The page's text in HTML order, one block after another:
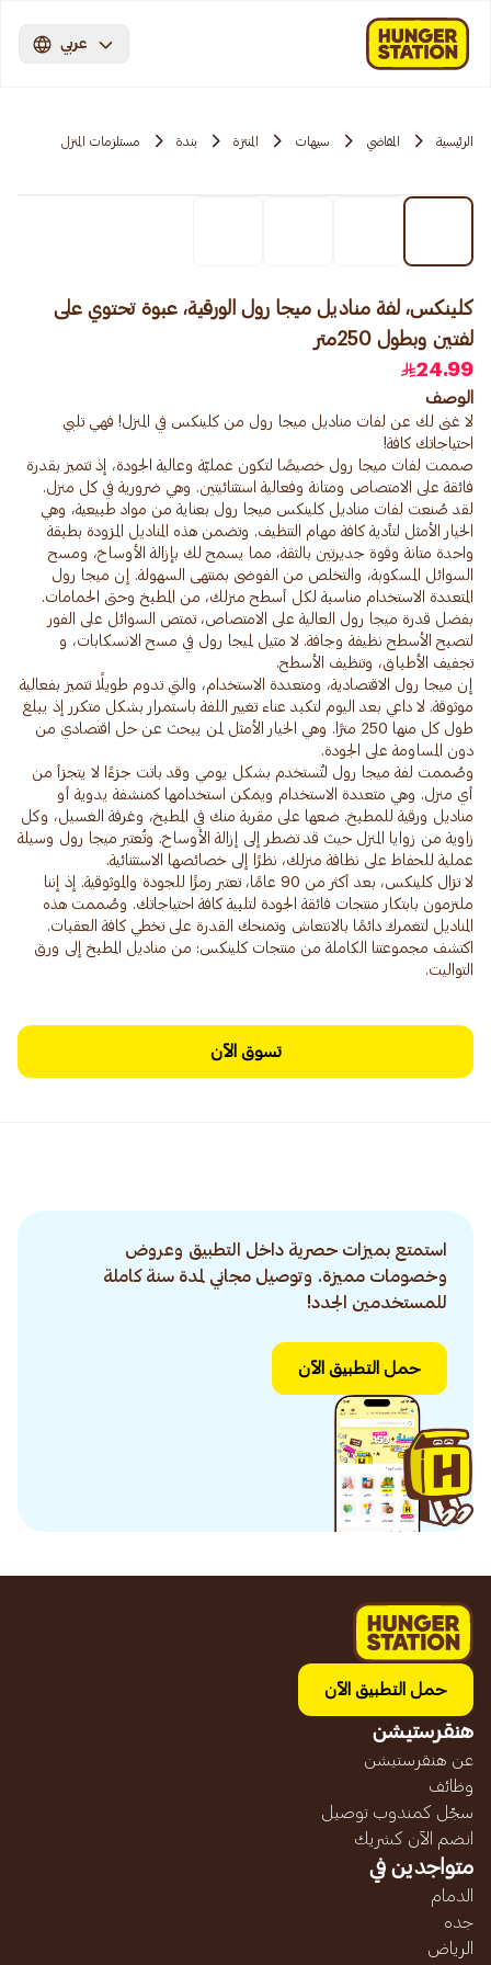
عربي
الرئيسية المقاضي سيهات المنتزة بندة مستلزمات المنزل
كلينكس، لفة مناديل ميجا رول الورقية، عبوة تحتوي على
لفتين وبطول 250متر
24.99
الوصف
لا غنى لك عن لفات مناديل ميجا رول من كلينكس في المنزل! فهي تلبي
صممت لفات ميجا رول خصيصًا لتكون عمليّة وعالية الجودة، إذ تتميز بقدرة
لقد صُنعت لفات مناديل كلينكس ميجا رول بعناية من مواد طبيعية، وهي
الخيار الأمثل لتأدية كافة مهام التنظيف. وتضمن هذه المناديل المزودة بطبقة
واحدة متانة وقوة جديرتين بالثقة، مما يسمح لك بإزالة الأوساخ، ومسح
السوائل المسكوبة، والتخلص من الفوضى بمنتهى السهولة. إن ميجا رول
بفضل قدرة ميجا رول العالية على الامتصاص، تمتص السوائل على الفور
لتصبح الأسطح نظيفة وجافة. لا مثيل لميجا رول في مسح الانسكابات، و
إن ميجا رول الاقتصادية، ومتعددة الاستخدام، والتي تدوم طويلًا تتميز بفعالية
موثوقة. لا داعي بعد اليوم لتكبد عناء تغيير اللفة باستمرار بشكل متكرر إذ يبلغ
طول كل منها 250 مترًا. وهي الخيار الأمثل لمن يبحث عن حل اقتصادي من
وصُممت لفة ميجا رول لتُستخدم بشكل يومي وقد باتت جزءًا لا يتجزأ من
أي منزل. وهي متعددة الاستخدام ويمكن استخدامها كمنشفة يدوية أو
مناديل ورقية للمطبخ. ضعها على مقربة منك في المطبخ، وغرفة الغسيل، وكل
زاوية من زوايا المنزل حيث قد تضطر إلى إزالة الأوساخ. وتُعتبر ميجا رول وسيلة
لا تزال كلينكس، بعد أكثر من 90 عامًا، تعتبر رمزًا للجودة والموثوقية. إذ إننا
ملتزمون بابتكار منتجات فائقة الجودة لتلبية كافة احتياجاتك. وصُممت هذه
المناديل لتغمرك دائمًا بالانتعاش وتمنحك القدرة على تخطي كافة العقبات.
اكتشف مجموعتنا الكاملة من منتجات كلينكس: من مناديل المطبخ إلى ورق
التواليت.
تسوق الآن
استمتع بميزات حصرية داخل التطبيق وعروض
وخصومات مميزة. وتوصيل مجاني لمدة سنة كاملة
للمستخدمين الجدد!
حمل التطبيق الآن
حمل التطبيق الآن
هنقرستيشن
عن هنقرستيشن
وظائف
سجّل كمندوب توصيل
انضم الآن كشريك
متواجدين في
الدمام
جده
الرياض